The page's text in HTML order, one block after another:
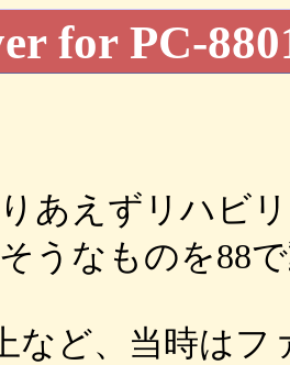
for PC-
あえずリハビ
うなものを88
など、当時は